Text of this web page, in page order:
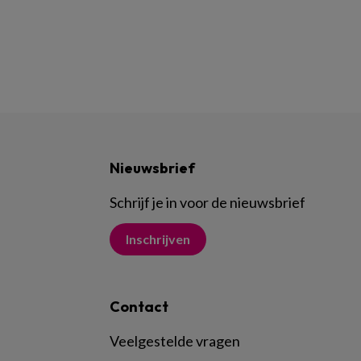
Nieuwsbrief
Schrijf je in voor de nieuwsbrief
Inschrijven
Contact
Veelgestelde vragen